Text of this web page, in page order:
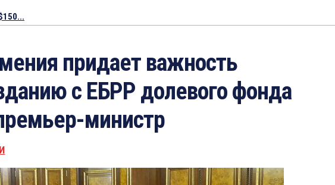
придает важность
с ЕБРР долевого фонда
министр